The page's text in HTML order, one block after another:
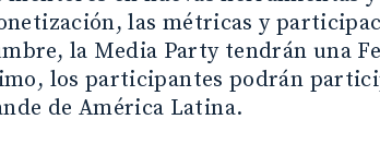
las métricas y
la Media Party tendrán una
los participantes podrán
de América Latina.